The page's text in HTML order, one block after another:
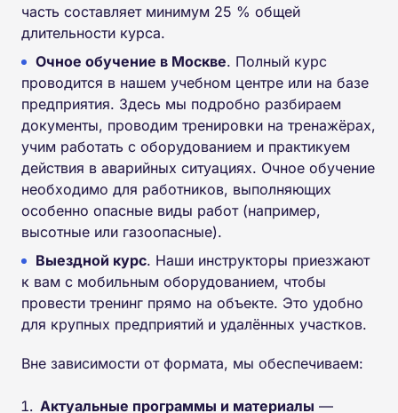
часть составляет минимум 25 % общей
длительности курса.
Очное обучение в Москве. Полный курс
проводится в нашем учебном центре или на базе
предприятия. Здесь мы подробно разбираем
документы, проводим тренировки на тренажёрах,
учим работать с оборудованием и практикуем
действия в аварийных ситуациях. Очное обучение
необходимо для работников, выполняющих
особенно опасные виды работ (например,
высотные или газоопасные).
Выездной курс. Наши инструкторы приезжают
к вам с мобильным оборудованием, чтобы
провести тренинг прямо на объекте. Это удобно
для крупных предприятий и удалённых участков.
Вне зависимости от формата, мы обеспечиваем:
Актуальные программы и материалы —